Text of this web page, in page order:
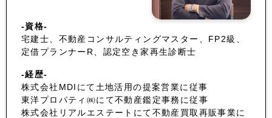
-資格-
宅建士、不動産コンサルティングマスター、FP2級、
定借プランナーR、認定空き家再生診断士
-経歴-
株式会社MDIにて土地活用の提案営業に従事
東洋プロパティ㈱にて不動産鑑定事務に従事
株式会社リアルエステートにて不動産買取再販事業に